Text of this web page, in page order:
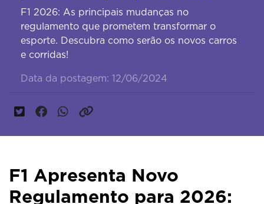
F1 2026: As principais mudanças no
regulamento que prometem transformar o
esporte. Descubra como serão os novos carros
e corridas!
Data da postagem: 12/06/2024
F1 Apresenta Novo
Regulamento para 2026: